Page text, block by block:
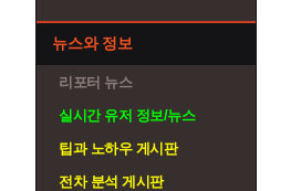
뉴스와 정보
리포터 뉴스
실시간 유저 정보/뉴스
팁과 노하우 게시판
전차 분석 게시판